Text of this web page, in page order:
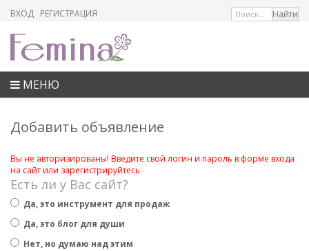
ВХОД РЕГИСТРАЦИЯ
МЕНЮ
Добавить объявление
Вы не авторизированы! Введите свой логин и пароль в форме входа
на сайт или зарегистрируйтесь
Есть ли у Вас сайт?
Да, это инструмент для продаж
Да, это блог для души
Нет, но думаю над этим